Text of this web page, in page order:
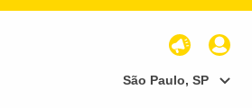
São Paulo, SP